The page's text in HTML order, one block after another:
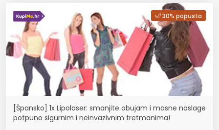
30% popusta
[Špansko] 1x Lipolaser: smanjite obujam i masne naslage
potpuno sigurnim i neinvazivnim tretmanima!